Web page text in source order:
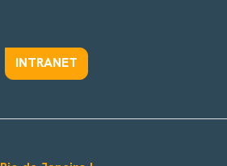
INTRANET